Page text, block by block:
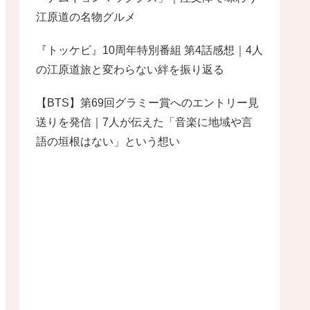
江原道の名物グルメ
『トッケビ』10周年特別番組 第4話感想｜4人
の江原道旅と変わらない絆を振り返る
【BTS】第69回グラミー賞へのエントリー見
送りを発信｜7人が伝えた「音楽に地域や言
語の垣根はない」という想い